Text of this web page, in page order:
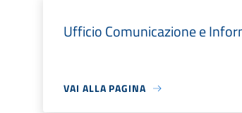
Ufficio Comunicazione e
VAI ALLA PAGINA